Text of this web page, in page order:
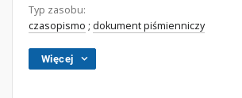
Typ zasobu:
czasopismo ; dokument piśmienniczy
Więcej